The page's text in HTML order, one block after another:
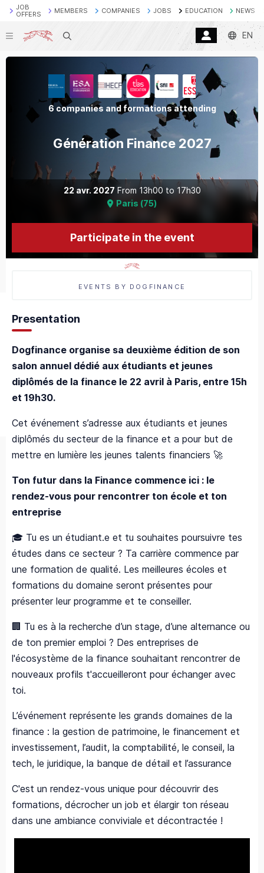
JOB
OFFERS
MEMBERS COMPANIES JOBS EDUCATION NEWS
Search EN
6 companies and formations attending
Génération Finance 2027
22 avr. 2027 From 13h00 to 17h30
Paris (75)
Participate in the event
EVENTS BY DOGFINANCE
Presentation
Dogfinance organise sa deuxième édition de son
salon annuel dédié aux étudiants et jeunes
diplômés de la finance le 22 avril à Paris, entre 15h
et 19h30.
Cet événement s’adresse aux étudiants et jeunes
diplômés du secteur de la finance et a pour but de
mettre en lumière les jeunes talents financiers 🚀
Ton futur dans la Finance commence ici : le
rendez-vous pour rencontrer ton école et ton
entreprise
🎓 Tu es un étudiant.e et tu souhaites poursuivre tes
études dans ce secteur ? Ta carrière commence par
une formation de qualité. Les meilleures écoles et
formations du domaine seront présentes pour
présenter leur programme et te conseiller.
🏢 Tu es à la recherche d’un stage, d’une alternance ou
de ton premier emploi ? Des entreprises de
l'écosystème de la finance souhaitant rencontrer de
nouveaux profils t'accueilleront pour échanger avec
toi.
L’événement représente les grands domaines de la
finance : la gestion de patrimoine, le financement et
investissement, l’audit, la comptabilité, le conseil, la
tech, le juridique, la banque de détail et l’assurance
C'est un rendez-vous unique pour découvrir des
formations, décrocher un job et élargir ton réseau
dans une ambiance conviviale et décontractée !